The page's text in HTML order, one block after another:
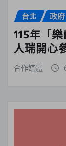
台北 政府
115年「
人瑞開心
合作媒體